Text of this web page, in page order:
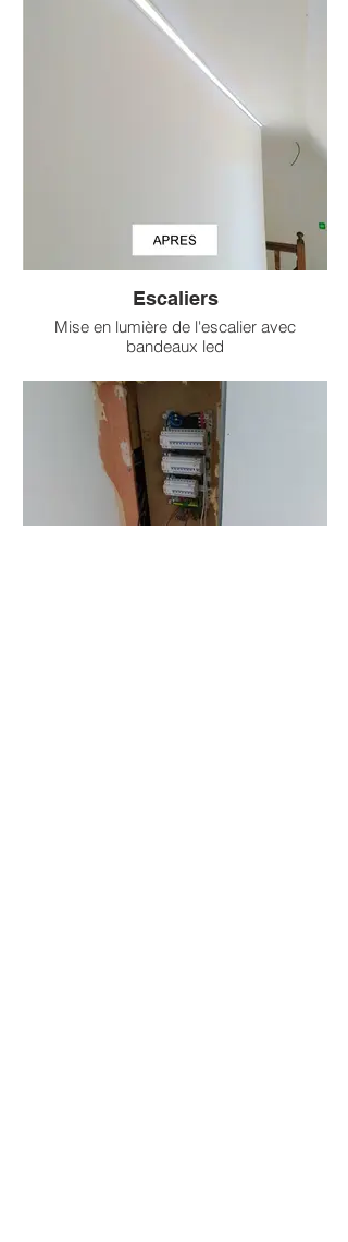
Escaliers
Mise en lumière de l'escalier avec
bandeaux led